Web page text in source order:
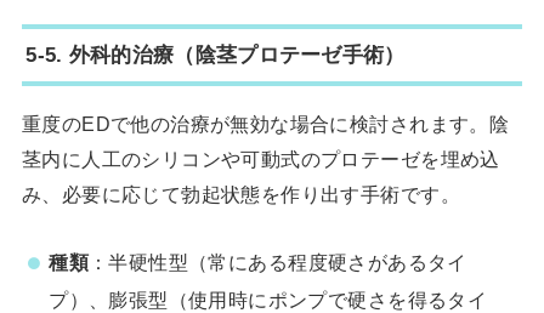
5-5. 外科的治療（陰茎プロテーゼ手術）
重度のEDで他の治療が無効な場合に検討されます。陰
茎内に人工のシリコンや可動式のプロテーゼを埋め込
み、必要に応じて勃起状態を作り出す手術です。
種類：半硬性型（常にある程度硬さがあるタイ
プ）、膨張型（使用時にポンプで硬さを得るタイ